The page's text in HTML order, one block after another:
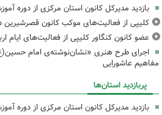
بازدید مدیرکل کانون استان مرکزی از دوره
کلیپی از فعالیت‌های موکب کانون
عضو کانون کنگاور کلیپی از فعالیت‌های ایام
اجرای طرح هنری «نشان‌نوشته‌ی امام
مفاهیم عاشورایی
پربازدید استان‌ها
بازدید مدیرکل کانون استان مرکزی از دوره